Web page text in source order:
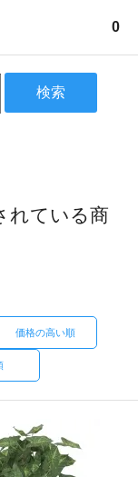
0
検索
れている商
価格の高い順